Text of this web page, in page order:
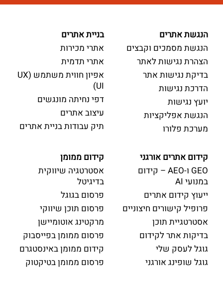
הנגשת אתרים
הנגשת מסמכים וקבצים
הצהרת נגישות לאתר
בדיקת נגישות אתר
הדרכת נגישות
יועץ נגישות
הנגשת אפליקציות
מערכת פלורו
בניית אתרים
אתרי מכירות
אתרי תדמית
אפיון חווית משתמש (UX
UI)
דפי נחיתה מונגשים
עיצוב אתרים
תיק עבודות בניית אתרים
קידום אתרים אורגני
GEO ו-AEO – קידום
במנועי AI
ייעוץ קידום אתרים
פרופיל קישורים חיצוניים
אסטרטגיית תוכן
בדיקות אתר לקידום
גוגל לעסק שלי
גוגל שופינג אורגני
קידום ממומן
אסטרטגיה שיווקית
בדיגיטל
פרסום בגוגל
פרסום תוכן שיווקי
מרקטינג אוטומיישן
פרסום ממומן בפייסבוק
קידום ממומן באינסטגרם
פרסום ממומן בטיקטוק